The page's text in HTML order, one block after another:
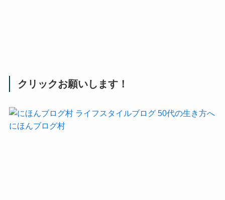
クリックお願いします！
にほんブログ村